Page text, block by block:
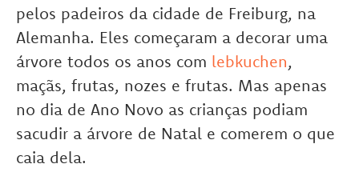
pelos padeiros da cidade de Freiburg, na
Alemanha. Eles começaram a decorar uma
árvore todos os anos com lebkuchen,
maçãs, frutas, nozes e frutas. Mas apenas
no dia de Ano Novo as crianças podiam
sacudir a árvore de Natal e comerem o que
caia dela.